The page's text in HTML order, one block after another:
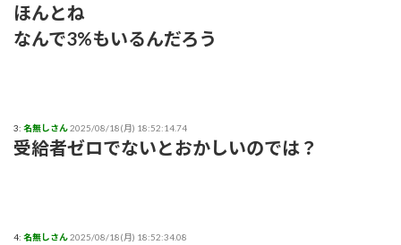
ほんとね
なんで3%もいるんだろう
3: 名無しさん2025/08/18(月) 18:52:14.74
受給者ゼロでないとおかしいのでは？
4: 名無しさん2025/08/18(月) 18:52:34.08